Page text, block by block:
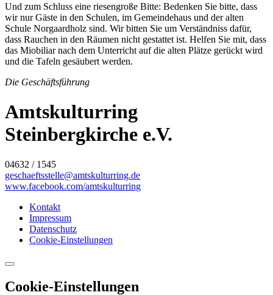
Und zum Schluss eine riesengroße Bitte: Bedenken Sie bitte, dass
wir nur Gäste in den Schulen, im Gemeindehaus und der alten
Schule Norgaardholz sind. Wir bitten Sie um Verständniss dafür,
dass Rauchen in den Räumen nicht gestattet ist. Helfen Sie mit, dass
das Miobiliar nach dem Unterricht auf die alten Plätze gerückt wird
und die Tafeln gesäubert werden.
Die Geschäftsführung
Amtskulturring
Steinbergkirche e.V.
04632 / 1545
geschaeftsstelle@amtskulturring.de
www.facebook.com/amtskulturring
Kontakt
Impressum
Datenschutz
Cookie-Einstellungen
Cookie-Einstellungen